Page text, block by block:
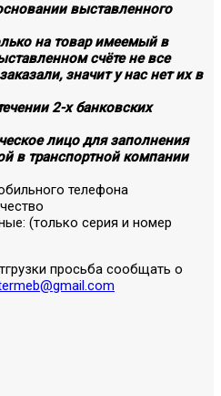
выставленного
на товар имеемый в
счёте не все
значит у нас нет их в
2-х банковских
лицо для заполнения
в транспортной компании
телефона
(только серия и номер
просьба сообщать о